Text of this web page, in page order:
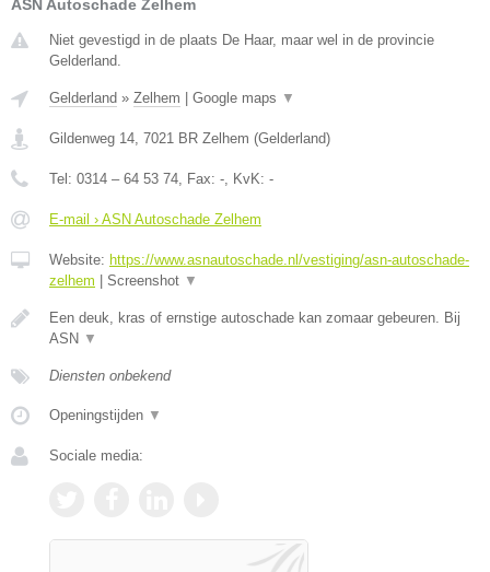
ASN Autoschade Zelhem
Niet gevestigd in de plaats De Haar, maar wel in de provincie
Gelderland.
Gelderland » Zelhem Google maps ▼
Gildenweg 14, 7021 BR Zelhem (Gelderland)
Tel: 0314 – 64 53 74, Fax: -, KvK: -
E-mail › ASN Autoschade Zelhem
Website: https://www.asnautoschade.nl/vestiging/asn-autoschade-
zelhem
Screenshot ▼
Een deuk, kras of ernstige autoschade kan zomaar gebeuren. Bij
ASN ▼
Diensten onbekend
Openingstijden ▼
Sociale media: